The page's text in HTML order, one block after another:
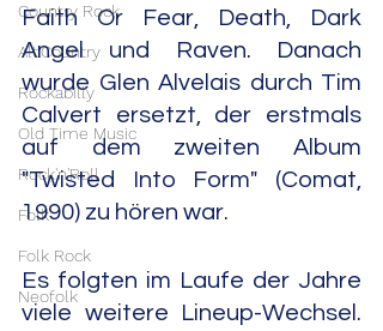
Country Rock
Alt.Country
Rockabilly
Old Time Music
Rock'n'Roll
Folk
Folk Rock
Neofolk
Faith Or Fear, Death, Dark
Angel und Raven. Danach
wurde Glen Alvelais durch Tim
Calvert ersetzt, der erstmals
auf dem zweiten Album
"Twisted Into Form" (Comat,
1990) zu hören war.
Es folgten im Laufe der Jahre
viele weitere Lineup-Wechsel.